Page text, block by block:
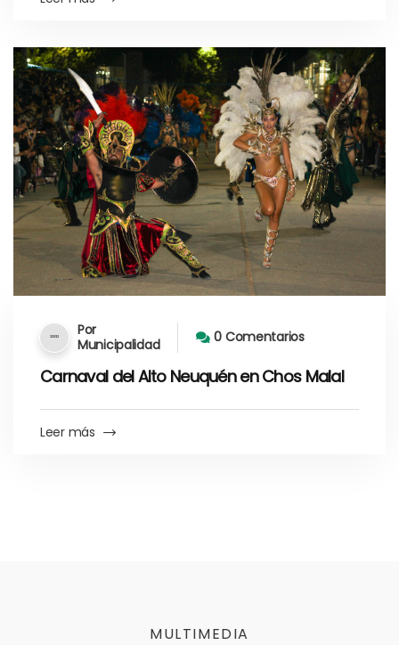
Por
Municipalidad
0 Comentarios
Carnaval del Alto Neuquén en Chos Malal
Leer más
MULTIMEDIA